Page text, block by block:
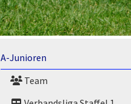
A-Junioren
Team